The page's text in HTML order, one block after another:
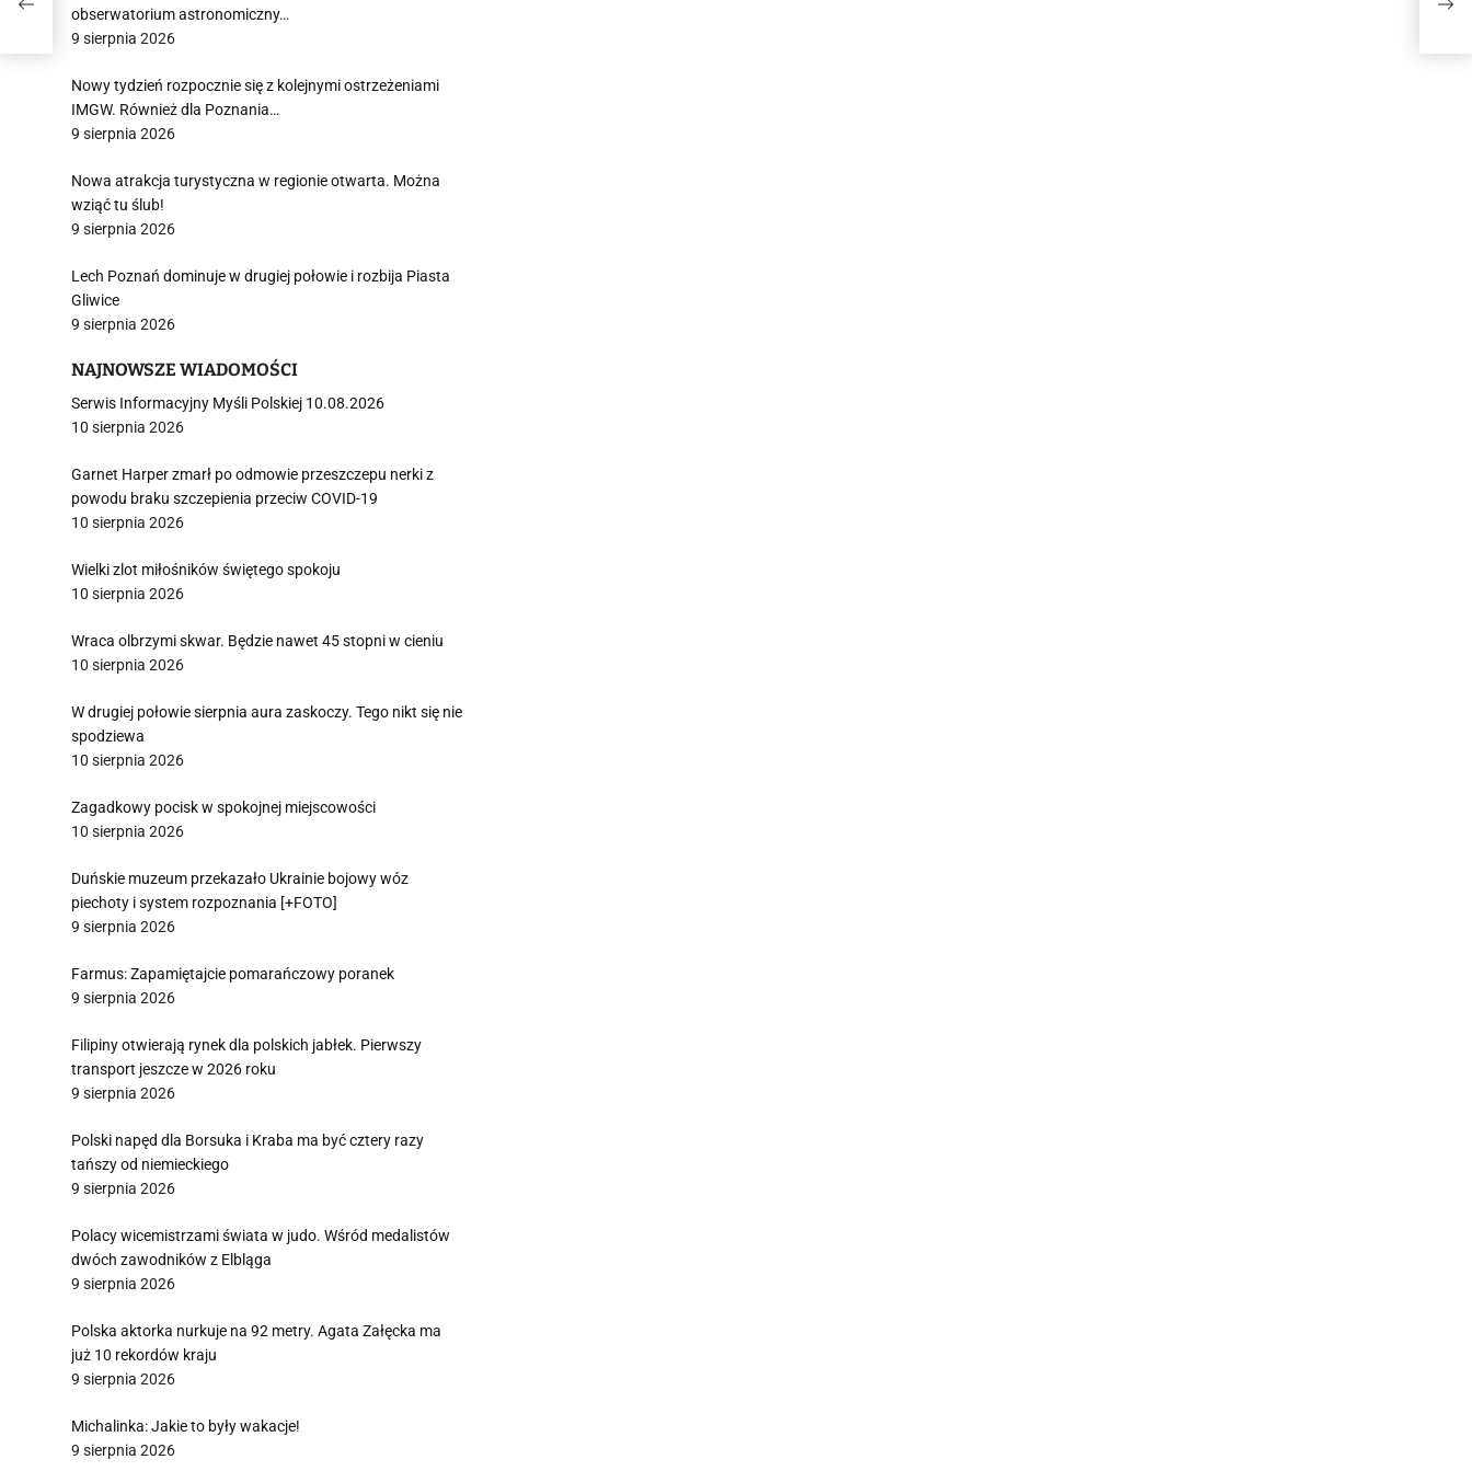
obserwatorium astronomiczny…
9 sierpnia 2026
Nowy tydzień rozpocznie się z kolejnymi ostrzeżeniami
IMGW. Również dla Poznania…
9 sierpnia 2026
Nowa atrakcja turystyczna w regionie otwarta. Można
wziąć tu ślub!
9 sierpnia 2026
Lech Poznań dominuje w drugiej połowie i rozbija Piasta
Gliwice
9 sierpnia 2026
NAJNOWSZE WIADOMOŚCI
Serwis Informacyjny Myśli Polskiej 10.08.2026
10 sierpnia 2026
Garnet Harper zmarł po odmowie przeszczepu nerki z
powodu braku szczepienia przeciw COVID-19
10 sierpnia 2026
Wielki zlot miłośników świętego spokoju
10 sierpnia 2026
Wraca olbrzymi skwar. Będzie nawet 45 stopni w cieniu
10 sierpnia 2026
W drugiej połowie sierpnia aura zaskoczy. Tego nikt się nie
spodziewa
10 sierpnia 2026
Zagadkowy pocisk w spokojnej miejscowości
10 sierpnia 2026
Duńskie muzeum przekazało Ukrainie bojowy wóz
piechoty i system rozpoznania [+FOTO]
9 sierpnia 2026
Farmus: Zapamiętajcie pomarańczowy poranek
9 sierpnia 2026
Filipiny otwierają rynek dla polskich jabłek. Pierwszy
transport jeszcze w 2026 roku
9 sierpnia 2026
Polski napęd dla Borsuka i Kraba ma być cztery razy
tańszy od niemieckiego
9 sierpnia 2026
Polacy wicemistrzami świata w judo. Wśród medalistów
dwóch zawodników z Elbląga
9 sierpnia 2026
Polska aktorka nurkuje na 92 metry. Agata Załęcka ma
już 10 rekordów kraju
9 sierpnia 2026
Michalinka: Jakie to były wakacje!
9 sierpnia 2026